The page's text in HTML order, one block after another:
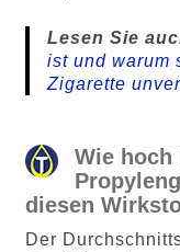
Lesen Sie
ist und warum
Zigarette
Wie hoch
diesen
Der